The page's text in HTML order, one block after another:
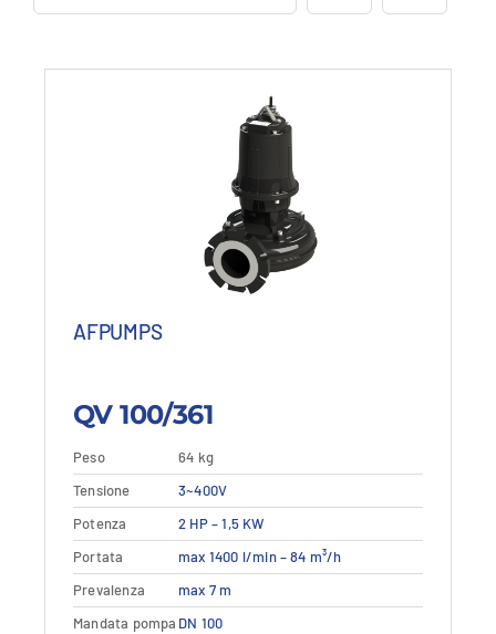
Dettagli
Questo
prodotto
ha
più
varianti.
Le
AFPUMPS
QV 100/361
Peso
64 kg
Tensione
3~400V
Potenza
2 HP – 1,5 KW
Portata
max 1400 l/min – 84 m³/h
Prevalenza
max 7 m
Mandata pompa DN 100